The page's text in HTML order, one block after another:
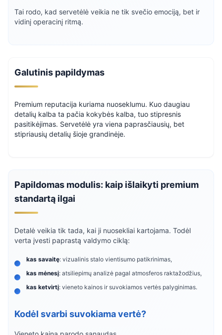
Tai rodo, kad servetėlė veikia ne tik svečio emociją, bet ir
vidinį operacinį ritmą.
Galutinis papildymas
Premium reputacija kuriama nuoseklumu. Kuo daugiau
detalių kalba ta pačia kokybės kalba, tuo stipresnis
pasitikėjimas. Servetėlė yra viena paprasčiausių, bet
stipriausių detalių šioje grandinėje.
Papildomas modulis: kaip išlaikyti premium
standartą ilgai
Detalė veikia tik tada, kai ji nuosekliai kartojama. Todėl
verta įvesti paprastą valdymo ciklą:
kas savaitę: vizualinis stalo vientisumo patikrinimas,
kas mėnesį: atsiliepimų analizė pagal atmosferos raktažodžius,
kas ketvirtį: vieneto kainos ir suvokiamos vertės palyginimas.
Kodėl svarbi suvokiama vertė?